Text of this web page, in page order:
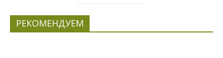
РЕКОМЕНДУЕМ